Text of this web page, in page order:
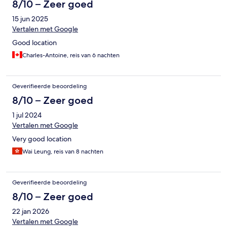
8/10 – Zeer goed
15 jun 2025
Vertalen met Google
Good location
Charles-Antoine, reis van 6 nachten
Geverifieerde beoordeling
8/10 – Zeer goed
1 jul 2024
Vertalen met Google
Very good location
Wai Leung, reis van 8 nachten
Geverifieerde beoordeling
8/10 – Zeer goed
22 jan 2026
Vertalen met Google